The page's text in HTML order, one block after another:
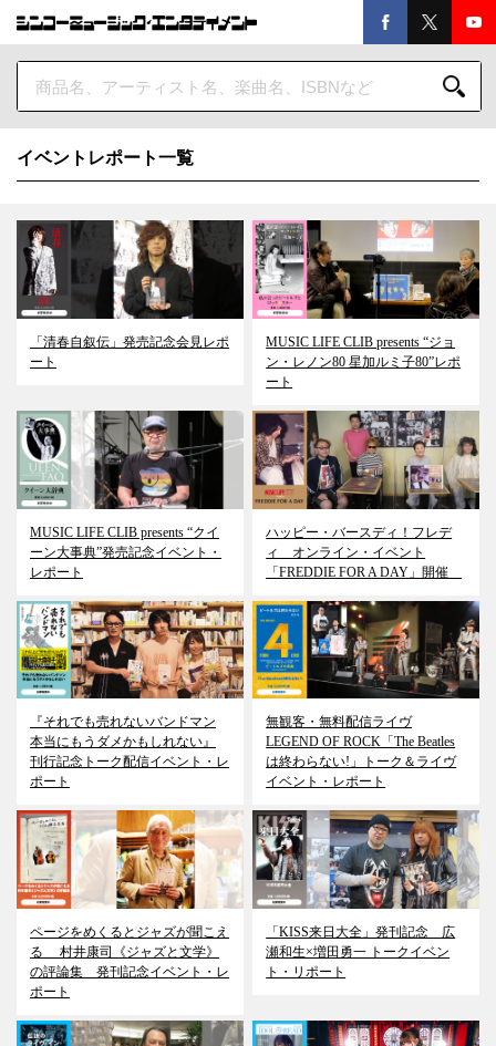
イベントレポート一覧
「清春自叙伝」発売記念会見レポ
ート
MUSIC LIFE CLIB presents “ジョ
ン・レノン80 星加ルミ子80”レポ
ート
MUSIC LIFE CLIB presents “クイ
ーン大事典”発売記念イベント・
レポート
ハッピー・バースディ！フレデ
ィ オンライン・イベント
「FREDDIE FOR A DAY」開催
『それでも売れないバンドマン
本当にもうダメかもしれない』
刊行記念トーク配信イベント・レ
ポート
無観客・無料配信ライヴ
LEGEND OF ROCK「The Beatles
は終わらない!」トーク＆ライヴ
イベント・レポート
ページをめくるとジャズが聞こえ
る 村井康司《ジャズと文学》
の評論集 発刊記念イベント・レ
ポート
「KISS来日大全」発刊記念 広
瀬和生×増田勇一 トークイベン
ト・リポート